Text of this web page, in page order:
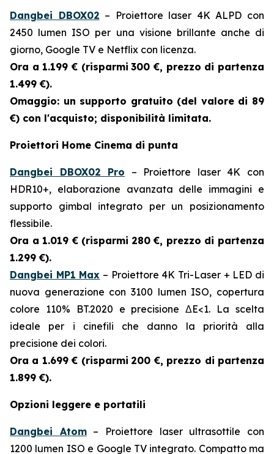
Dangbei DBOX02 – Proiettore laser 4K ALPD con
2450 lumen ISO per una visione brillante anche di
giorno, Google TV e Netflix con licenza.
Ora a 1.199 € (risparmi 300 €, prezzo di partenza
1.499 €).
Omaggio: un supporto gratuito (del valore di 89
€) con l'acquisto; disponibilità limitata.
Proiettori Home Cinema di punta
Dangbei DBOX02 Pro – Proiettore laser 4K con
HDR10+, elaborazione avanzata delle immagini e
supporto gimbal integrato per un posizionamento
flessibile.
Ora a 1.019 € (risparmi 280 €, prezzo di partenza
1.299 €).
Dangbei MP1 Max – Proiettore 4K Tri-Laser + LED di
nuova generazione con 3100 lumen ISO, copertura
colore 110% BT.2020 e precisione ΔE<1. La scelta
ideale per i cinefili che danno la priorità alla
precisione dei colori.
Ora a 1.699 € (risparmi 200 €, prezzo di partenza
1.899 €).
Opzioni leggere e portatili
Dangbei Atom– Proiettore laser ultrasottile con
1200 lumen ISO e Google TV integrato. Compatto ma